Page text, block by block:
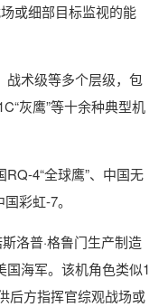
或细部目标监视的能
战术级等多个层级，包
灰鹰”等十余种典型机
4“全球鹰”、中国无
彩虹-7。
洛普·格鲁门生产制造
海军。该机角色类似1
后方指挥官综观战场或